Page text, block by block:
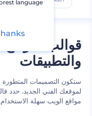
قوالب لمواقع
والتطبيقات
ستكون التصميمات المتطورة
لموقعك الفني الجديد. حدد
مواقع الويب سهلة
language